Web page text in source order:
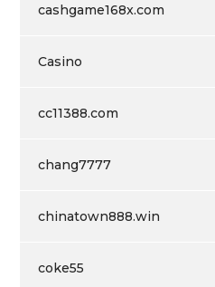
cashgame168x.com
Casino
cc11388.com
chang7777
chinatown888.win
coke55